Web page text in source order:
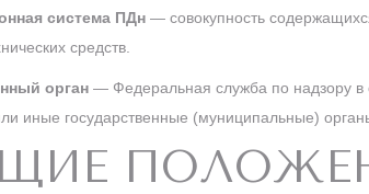
система ПДн — совокупность
средств.
орган — Федеральная служба по надзору
иные государственные (муниципальные)